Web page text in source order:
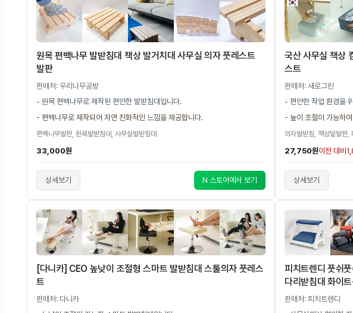
원목 편백나무 발받침대 책상 발거치대 사무실 의자 풋레스트
발판
판매처: 우리나무공방
- 원목 편백나무로 제작된 편안한 발받침대입니다.
- 편백나무로 제작되어 자연 친화적인 느낌을 제공합니다.
편백나무발판, 원목발받침대, 사무실발받침대
33,000원
상세보기 N 스토어에서 보기
국산 사무실 책상
스트
판매처: 새로그린
- 편안한 작업 환경을
- 높이 조절이 가능하
의자발받침, 책상밑발판,
27,750원이전 대비
상세보기
[다니카] CEO 높낮이 조절형 스마트 발받침대 스툴의자 풋레스
트
판매처: 다니카
피치트렌디 풋쉬
다리받침대 화이
판매처: 피치트렌디